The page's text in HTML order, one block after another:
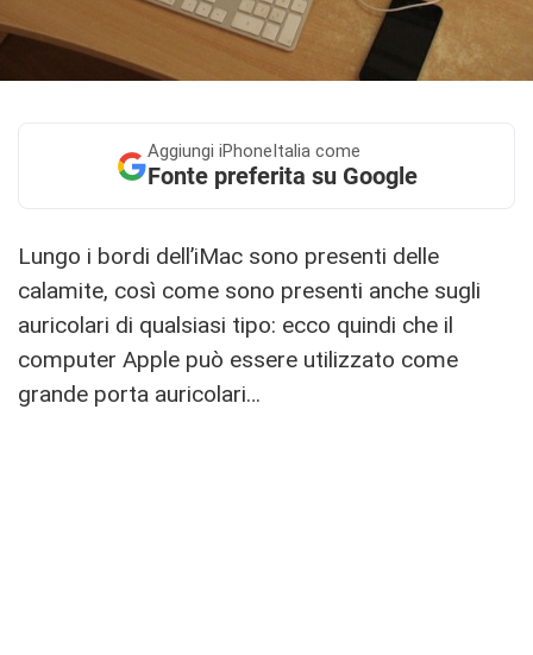
Aggiungi iPhoneItalia come
Fonte preferita su Google
Lungo i bordi dell’iMac sono presenti delle
calamite, così come sono presenti anche sugli
auricolari di qualsiasi tipo: ecco quindi che il
computer Apple può essere utilizzato come
grande porta auricolari…